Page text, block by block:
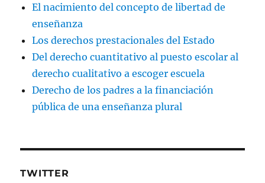
El nacimiento del concepto de libertad de
enseñanza
Los derechos prestacionales del Estado
Del derecho cuantitativo al puesto escolar al
derecho cualitativo a escoger escuela
Derecho de los padres a la financiación
pública de una enseñanza plural
TWITTER